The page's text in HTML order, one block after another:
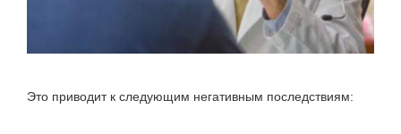
Это приводит к следующим негативным последствиям: